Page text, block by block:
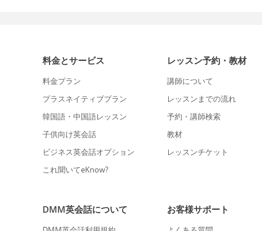
料金とサービス
料金プラン
プラスネイティブプラン
韓国語・中国語レッスン
子供向け英会話
ビジネス英会話オプション
これ聞いてeKnow?
レッスン予約・教材
講師について
レッスンまでの流れ
予約・講師検索
教材
レッスンチケット
DMM英会話について お客様サポート